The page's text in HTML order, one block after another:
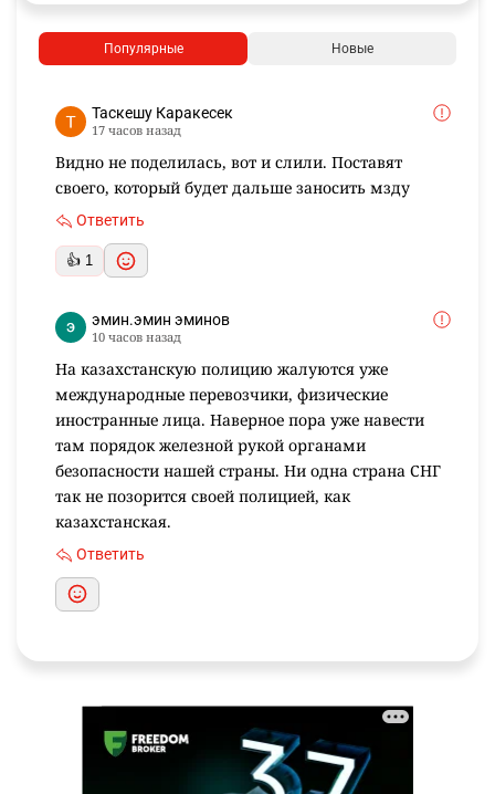
Популярные Новые
Таскешу Каракесек
17 часов назад
Видно не поделилась, вот и слили. Поставят
своего, который будет дальше заносить мзду
Ответить
👍 1
эмин.эмин эминов
10 часов назад
На казахстанскую полицию жалуются уже
международные перевозчики, физические
иностранные лица. Наверное пора уже навести
там порядок железной рукой органами
безопасности нашей страны. Ни одна страна СНГ
так не позорится своей полицией, как
казахстанская.
Ответить